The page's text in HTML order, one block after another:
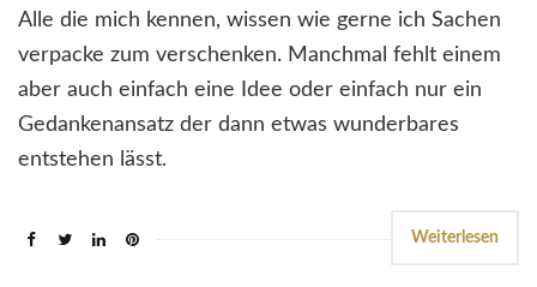
Alle die mich kennen, wissen wie gerne ich Sachen
verpacke zum verschenken. Manchmal fehlt einem
aber auch einfach eine Idee oder einfach nur ein
Gedankenansatz der dann etwas wunderbares
entstehen lässt.
Weiterlesen